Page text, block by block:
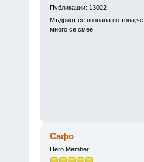
Публикации: 13022
Мъдрият се познава по това,че
много се смее.
Сафо
Hero Member